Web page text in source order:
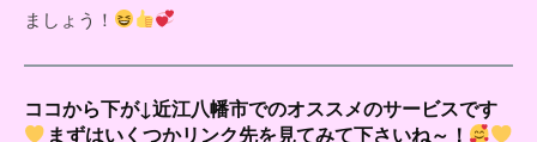
ましょう！
ココから下が↓近江八幡市でのオススメのサービスです
まずはいくつかリンク先を見てみて下さいね～！